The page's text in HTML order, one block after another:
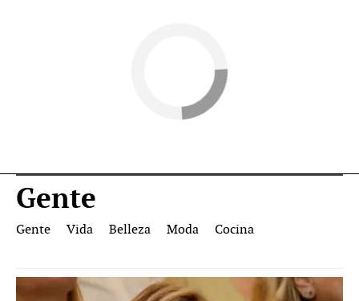
Gente
Gente Vida Belleza Moda Cocina